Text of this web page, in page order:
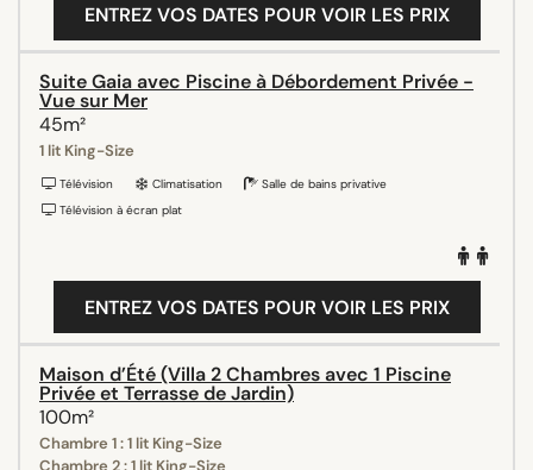
ENTREZ VOS DATES POUR VOIR LES PRIX
Suite Gaia avec Piscine à Débordement Privée -
Vue sur Mer
45m²
1 lit King-Size
Télévision Climatisation
Salle de bains privative
Télévision à écran plat
ENTREZ VOS DATES POUR VOIR LES PRIX
Maison d’Été (Villa 2 Chambres avec 1 Piscine
Privée et Terrasse de Jardin)
100m²
Chambre 1 : 1 lit King-Size
Chambre 2 : 1 lit King-Size